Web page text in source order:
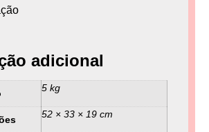
adicional
5 kg
52 × 33 × 19 cm